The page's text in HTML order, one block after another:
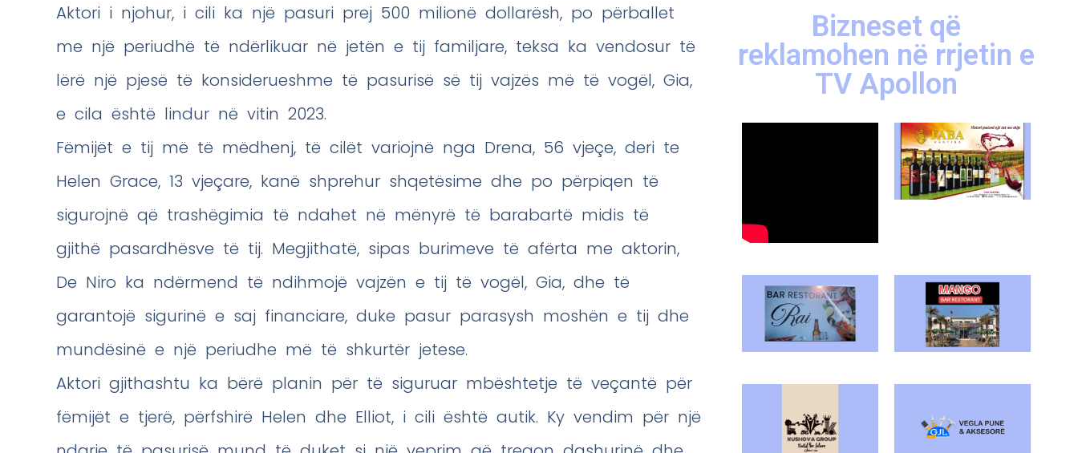
Aktori i njohur, i cili ka një pasuri prej 500 milionë dollarësh, po përballet
me një periudhë të ndërlikuar në jetën e tij familjare, teksa ka vendosur të
lërë një pjesë të konsiderueshme të pasurisë së tij vajzës më të vogël, Gia,
e cila është lindur në vitin 2023.
Fëmijët e tij më të mëdhenj, të cilët variojnë nga Drena, 56 vjeçe, deri te
Helen Grace, 13 vjeçare, kanë shprehur shqetësime dhe po përpiqen të
sigurojnë që trashëgimia të ndahet në mënyrë të barabartë midis të
gjithë pasardhësve të tij. Megjithatë, sipas burimeve të afërta me aktorin,
De Niro ka ndërmend të ndihmojë vajzën e tij të vogël, Gia, dhe të
garantojë sigurinë e saj financiare, duke pasur parasysh moshën e tij dhe
mundësinë e një periudhe më të shkurtër jetese.
Aktori gjithashtu ka bërë planin për të siguruar mbështetje të veçantë për
fëmijët e tjerë, përfshirë Helen dhe Elliot, i cili është autik. Ky vendim për një
Bizneset që
reklamohen në rrjetin e
TV Apollon